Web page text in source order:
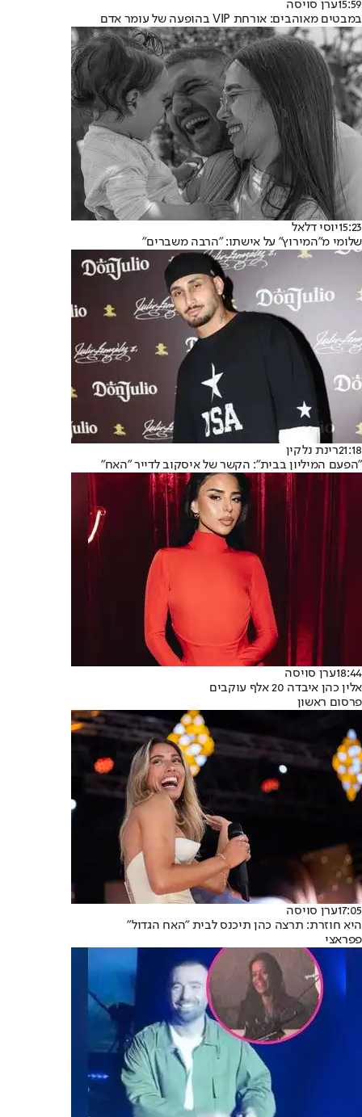
15:59ערן סויסה
במבטים מאוהבים: אורחת VIP בהופעה של עומר אדם
15:23יוסי דלאל
שלומי מ"המירוץ" על אישתו: "הרבה משברים"
21:18רינת נלקין
"הפעם המיליון בבית": הקשר של איסקוב לדייר "האח"
18:44ערן סויסה
אלין כהן איבדה 20 אלף עוקבים
פרסום ראשון
17:05ערן סויסה
היא חוזרת: תרצה כהן תיכנס לבית "האח הגדול"
פפראצי